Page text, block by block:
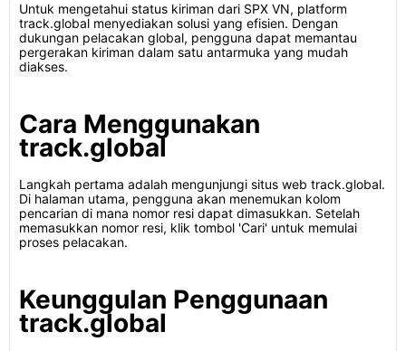
Untuk mengetahui status kiriman dari SPX VN, platform
track.global menyediakan solusi yang efisien. Dengan
dukungan pelacakan global, pengguna dapat memantau
pergerakan kiriman dalam satu antarmuka yang mudah
diakses.
Cara Menggunakan
track.global
Langkah pertama adalah mengunjungi situs web track.global.
Di halaman utama, pengguna akan menemukan kolom
pencarian di mana nomor resi dapat dimasukkan. Setelah
memasukkan nomor resi, klik tombol 'Cari' untuk memulai
proses pelacakan.
Keunggulan Penggunaan
track.global